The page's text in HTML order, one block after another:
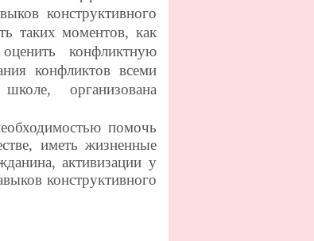
конструктивного
таких моментов, как
конфликтную
конфликтов всеми
организована
помочь
иметь жизненные
активизации у
конструктивного